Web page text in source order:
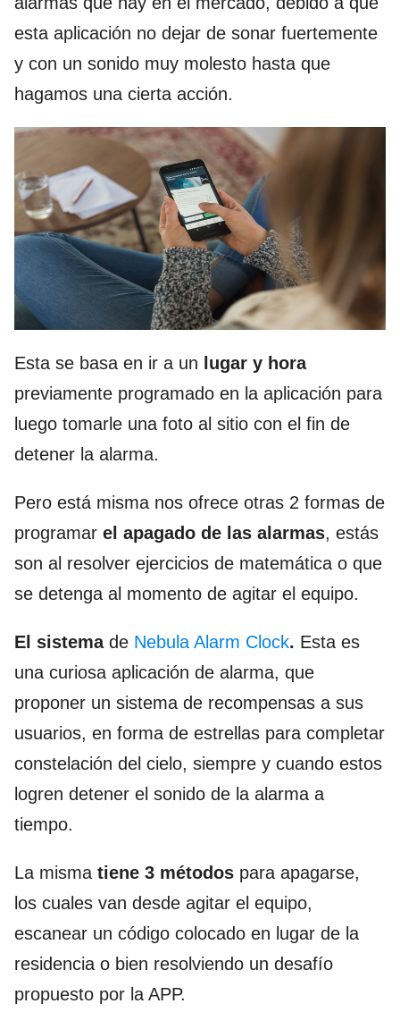
esta aplicación no dejar de sonar fuertemente
y con un sonido muy molesto hasta que
hagamos una cierta acción.
Esta se basa en ir a un
lugar y hora
previamente programado en la aplicación para
luego tomarle una foto al sitio con el fin de
detener la alarma.
Pero está misma nos ofrece otras 2 formas de
programar el apagado de las alarmas, estás
son al resolver ejercicios de matemática o que
se detenga al momento de agitar el equipo.
El sistema de Nebula Alarm Clock. Esta es
una curiosa aplicación de alarma, que
proponer un sistema de recompensas a sus
usuarios, en forma de estrellas para completar
constelación del cielo, siempre y cuando estos
logren detener el sonido de la alarma a
tiempo.
La misma tiene 3 métodos para apagarse,
los cuales van desde agitar el equipo,
escanear un código colocado en lugar de la
residencia o bien resolviendo un desafío
propuesto por la APP.